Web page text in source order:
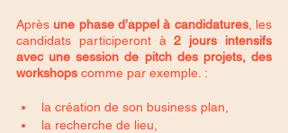
Après une phase d’appel à candidatures, les
candidats participeront à 2 jours intensifs
avec une session de pitch des projets, des
workshops comme par exemple. :
la création de son business plan,
la recherche de lieu,